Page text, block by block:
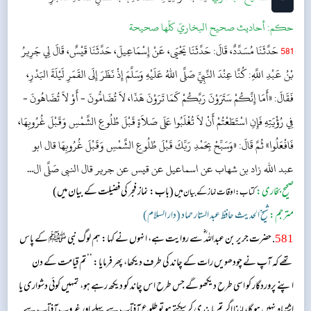
حکم:أحاديث صحيح البخاريّ كلّها صحيحة
581حَدَّثَنَا مُسَدَّدٌ، قَالَ: حَدَّثَنَا يَحْيَى، عَنْ إِسْمَاعِيلَ، حَدَّثَنَا قَيْسٌ، قَالَ لِي جَرِيرُ
بْنُ عَبْدِ اللَّهِ: كُنَّا عِنْدَ النَّبِيِّ صَلَّى اللهُ عَلَيْهِ وَسَلَّمَ إِذْ نَظَرَ إِلَى القَمَرِ لَيْلَةَ البَدْرِ،
فَقَالَ: «أَمَا إِنَّكُمْ سَتَرَوْنَ رَبَّكُمْ كَمَا تَرَوْنَ هَذَا، لاَ تُضَامُّونَ - أَوْ لاَ تُضَاهُونَ -
فِي رُؤْيَتِهِ فَإِنِ اسْتَطَعْتُمْ أَنْ لاَ تُغْلَبُوا عَلَى صَلاَةٍ قَبْلَ طُلُوعِ الشَّمْسِ وَقَبْلَ غُرُوبِهَا،
فَافْعَلُوا» ثُمَّ قَالَ: «وَسَبِّحْ بِحَمْدِ رَبِّكَ قَبْلَ طُلُوعِ الشَّمْسِ وَقَبْلَ غُرُوبِهَا قال ابو
عبد اللہ زاد بن شھاب عن اسماعیل عن قیس عن جریر قال النبی صَلَّى ال...
صحیح بخاری:کتاب: اوقات نماز کے بیان میں(باب: نماز فجر کی فضیلت کے بیان میں)
مترجم:شیخ الحدیث حافظ عبد الستار حماد (دار السلام)
581 . حضرت جریر بن عبداللہ ؓ سے روایت ہے، انہوں نے کہا: ہم لوگ نبی ﷺ کے پاس
تھے کہ آپ نے چودھویں رات کے چاند کی طرف دیکھا، پھر فرمایا: ’’تم قیامت کے دن
اپنے پروردگار کو اسی طرح دیکھو گے جس طرح اس چاند کو دیکھ رہے ہو، تمہیں کوئی دشواری یا